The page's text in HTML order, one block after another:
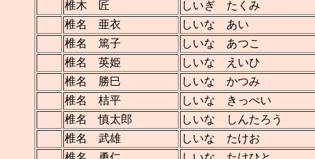
椎木 匠
しいぎ たくみ
椎名 亜衣
しいな あい
椎名 篤子
しいな あつこ
椎名 英姫
しいな えいひ
椎名 勝巳
しいな かつみ
椎名 桔平
しいな きっぺい
椎名 慎太郎
しいな しんたろう
椎名 武雄
しいな たけお